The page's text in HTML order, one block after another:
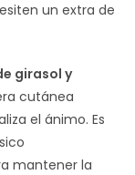
un extra de
girasol y
cutánea
el ánimo. Es
mantener la